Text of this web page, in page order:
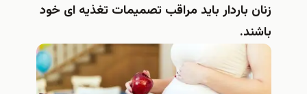
زنان باردار باید مراقب تصمیمات تغذیه ای خود
باشند.